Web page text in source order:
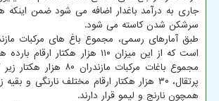
جاری به درآمد باغدار اضافه می شود ضمن اینکه
سرشکن شدن کاسته می شود.
است که از این میزان ۱۱۰ هزار هکتار
مجموع باغات مرکبات
پرتقال، ۳۰ هزار هکتار ارقام مختلف نارنگی
همچون نارنج و لیمو قرار دارند.